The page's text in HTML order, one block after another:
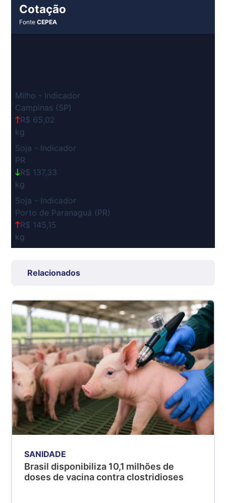
Cotação
FonteCEPEA
Milho - Indicador
Campinas (SP)
R$ 65,02
kg
Soja - Indicador
PR
R$ 137,33
kg
Soja - Indicador
Porto de Paranaguá (PR)
R$ 145,15
kg
R$ 7,53
Suíno - Estadual
SP
R$ 5,06
kg
Suíno - Estadual
MG
R$ 5,04
kg
Suíno - Estadual
PR
R$ 4,51
Suíno - Estadual
SC
Relacionados
SANIDADE
Brasil disponibiliza 10,1 milhões de
doses de vacina contra clostridioses